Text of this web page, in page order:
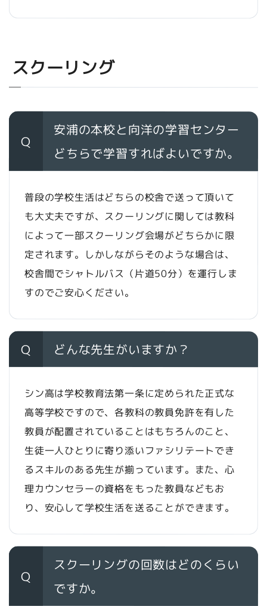
スクーリング
Q
安浦の本校と向洋の学習センター
どちらで学習すればよいですか。
普段の学校生活はどちらの校舎で送って頂いて
も大丈夫ですが、スクーリングに関しては教科
によって一部スクーリング会場がどちらかに限
定されます。しかしながらそのような場合は、
校舎間でシャトルバス（片道50分）を運行しま
すのでご安心ください。
Q どんな先生がいますか？
シン高は学校教育法第一条に定められた正式な
高等学校ですので、各教科の教員免許を有した
教員が配置されていることはもちろんのこと、
生徒一人ひとりに寄り添いファシリテートでき
るスキルのある先生が揃っています。また、心
理カウンセラーの資格をもった教員などもお
り、安心して学校生活を送ることができます。
Q
スクーリングの回数はどのくらい
ですか。